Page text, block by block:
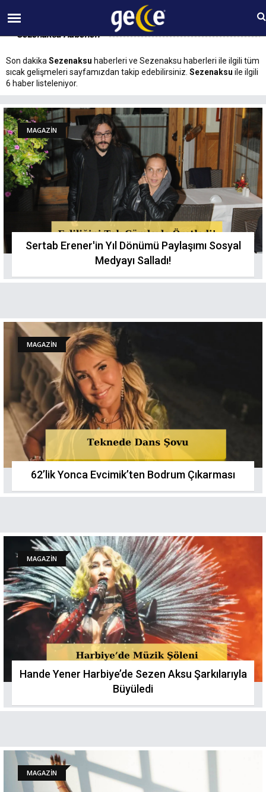
07 AĞUSTOS Cuma 18:02
Sezenaksu Haberleri
Son dakika Sezenaksu haberleri ve Sezenaksu haberleri ile ilgili tüm
sıcak gelişmeleri sayfamızdan takip edebilirsiniz. Sezenaksu ile ilgili
6 haber listeleniyor.
MAGAZİN
Sertab Erener'in Yıl Dönümü Paylaşımı Sosyal
Medyayı Salladı!
MAGAZİN
62’lik Yonca Evcimik’ten Bodrum Çıkarması
MAGAZİN
Hande Yener Harbiye’de Sezen Aksu Şarkılarıyla
Büyüledi
MAGAZİN